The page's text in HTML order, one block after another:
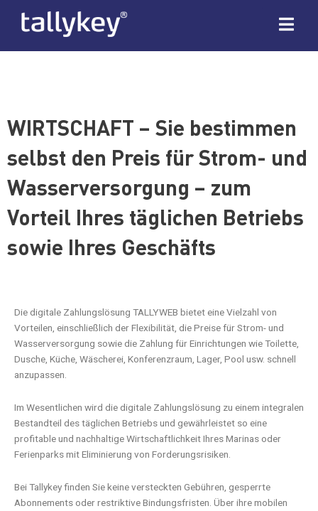
WIRTSCHAFT – Sie bestimmen
selbst den Preis für Strom- und
Wasserversorgung – zum
Vorteil Ihres täglichen Betriebs
sowie Ihres Geschäfts
Die digitale Zahlungslösung TALLYWEB bietet eine Vielzahl von
Vorteilen, einschließlich der Flexibilität, die Preise für Strom- und
Wasserversorgung sowie die Zahlung für Einrichtungen wie Toilette,
Dusche, Küche, Wäscherei, Konferenzraum, Lager, Pool usw. schnell
anzupassen.
Im Wesentlichen wird die digitale Zahlungslösung zu einem integralen
Bestandteil des täglichen Betriebs und gewährleistet so eine
profitable und nachhaltige Wirtschaftlichkeit Ihres Marinas oder
Ferienparks mit Eliminierung von Forderungsrisiken.
Bei Tallykey finden Sie keine versteckten Gebühren, gesperrte
Abonnements oder restriktive Bindungsfristen. Über ihre mobilen